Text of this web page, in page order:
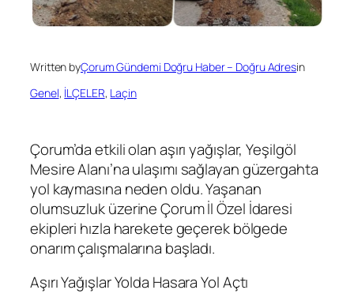
Written byÇorum Gündemi Doğru Haber – Doğru Adresin
Genel, İLÇELER, Laçin
Çorum’da etkili olan aşırı yağışlar, Yeşilgöl
Mesire Alanı’na ulaşımı sağlayan güzergahta
yol kaymasına neden oldu. Yaşanan
olumsuzluk üzerine Çorum İl Özel İdaresi
ekipleri hızla harekete geçerek bölgede
onarım çalışmalarına başladı.
Aşırı Yağışlar Yolda Hasara Yol Açtı